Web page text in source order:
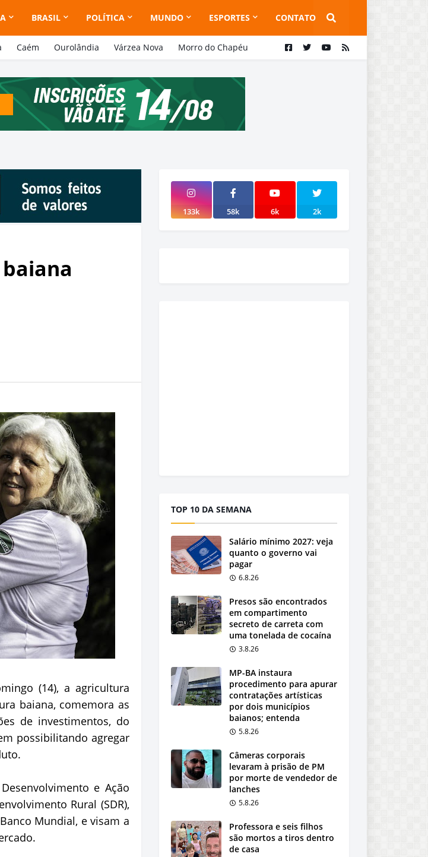
BRASIL POLÍTICA MUNDO ESPORTES CONTATO
Caém Ourolândia Várzea Nova Morro do Chapéu
(14), a agricultura
baiana, comemora as
de investimentos, do
possibilitando agregar
e Ação
Rural (SDR),
Mundial, e visam a
133k 58k 6k 2k
TOP 10 DA SEMANA
Salário mínimo 2027: veja
quanto o governo vai
pagar
6.8.26
Presos são encontrados
em compartimento
secreto de carreta com
uma tonelada de cocaína
3.8.26
MP-BA instaura
procedimento para apurar
contratações artísticas
por dois municípios
baianos; entenda
5.8.26
Câmeras corporais
levaram à prisão de PM
por morte de vendedor de
lanches
5.8.26
Professora e seis filhos
são mortos a tiros dentro
de casa